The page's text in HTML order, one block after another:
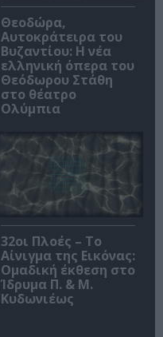
Θεοδώρα,
Αυτοκράτειρα του
Βυζαντίου: Η νέα
ελληνική όπερα του
Θεόδωρου Στάθη
στο θέατρο
Ολύμπια
32οι Πλοές – Το
Αίνιγμα της Εικόνας:
Ομαδική έκθεση στο
Ίδρυμα Π. & Μ.
Κυδωνιέως